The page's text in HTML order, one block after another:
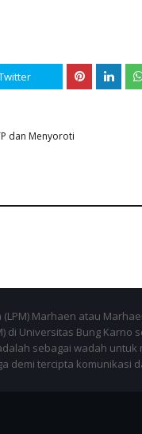
dan Menyoroti
Marhaen atau
di Universitas Bung
sebagai wadah
demi tercipta komunikasi